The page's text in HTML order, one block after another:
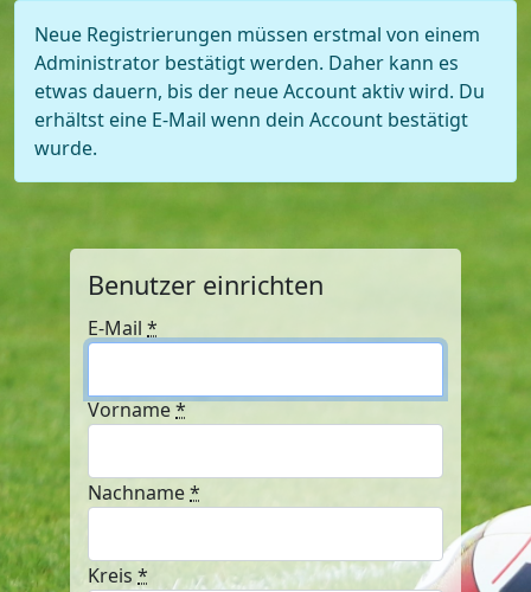
Neue Registrierungen müssen erstmal von einem
Administrator bestätigt werden. Daher kann es
etwas dauern, bis der neue Account aktiv wird. Du
erhältst eine E-Mail wenn dein Account bestätigt
wurde.
Benutzer einrichten
E-Mail *
Vorname*
Nachname*
Kreis *